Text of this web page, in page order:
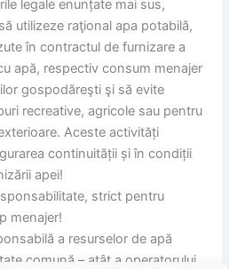
legale enunțate mai sus,
utilizeze raţional apa potabilă,
în contractul de furnizare a
apă, respectiv consum menajer
gospodăreşti şi să evite
recreative, agricole sau pentru
Aceste activități
continuității și în condiții
apei!
strict pentru
menajer!
a resurselor de apă
comună – atât a operatorului,